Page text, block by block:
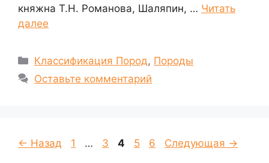
княжна Т.Н. Романова, Шаляпин, … Читать
далее
Рубрики
Классификация Пород, Породы
Оставьте комментарий
← Назад Страница
1 … Страница
3 Страница
4 Страница
5 Страница
6 Следующая →